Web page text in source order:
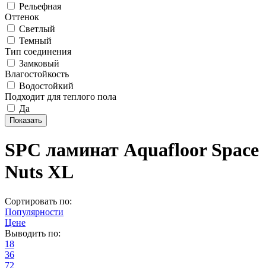
Рельефная
Оттенок
Светлый
Темный
Тип соединения
Замковый
Влагостойкость
Водостойкий
Подходит для теплого пола
Да
SPC ламинат Aquafloor Space
Nuts XL
Сортировать по:
Популярности
Цене
Выводить по:
18
36
72